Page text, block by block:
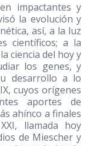
impactantes y
la evolución y
así, a la luz
científicos; a la
ciencia del hoy y
los genes, y
desarrollo a lo
cuyos orígenes
aportes de
ahínco a finales
llamada hoy
de Miescher y